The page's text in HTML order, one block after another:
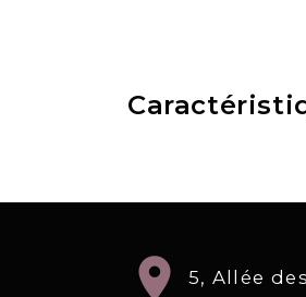
location_on 5, Allée